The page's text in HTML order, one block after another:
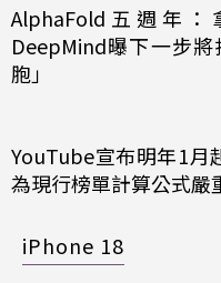
AlphaFold五週年
DeepMind曝下一步
胞」
YouTube宣布明年1
為現行榜單計算公式
iPhone 18